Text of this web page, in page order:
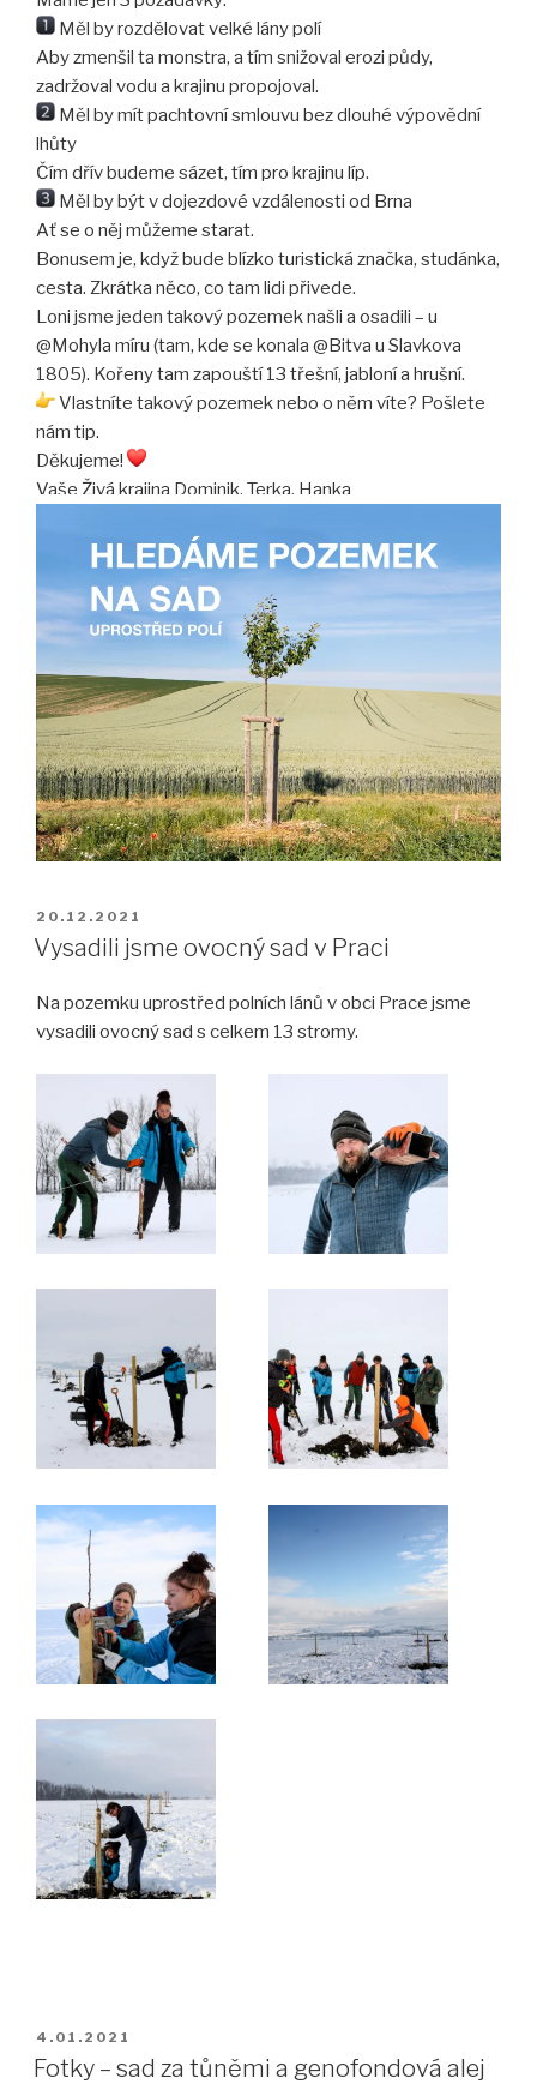
Měl by rozdělovat velké lány polí
Aby zmenšil ta monstra, a tím snižoval erozi půdy,
zadržoval vodu a krajinu propojoval.
Měl by mít pachtovní smlouvu bez dlouhé výpovědní
lhůty
Čím dřív budeme sázet, tím pro krajinu líp.
Měl by být v dojezdové vzdálenosti od Brna
Ať se o něj můžeme starat.
Bonusem je, když bude blízko turistická značka, studánka,
cesta. Zkrátka něco, co tam lidi přivede.
Loni jsme jeden takový pozemek našli a osadili – u
@Mohyla míru (tam, kde se konala @Bitva u Slavkova
1805). Kořeny tam zapouští 13 třešní, jabloní a hrušní.
Vlastníte takový pozemek nebo o něm víte? Pošlete
nám tip.
Děkujeme!
Vaše Živá krajina Dominik, Terka, Hanka
PUBLIKOVÁNO
20.12.2021
Vysadili jsme ovocný sad v Praci
Na pozemku uprostřed polních lánů v obci Prace jsme
vysadili ovocný sad s celkem 13 stromy.
PUBLIKOVÁNO
4.01.2021
Fotky – sad za tůněmi a genofondová alej